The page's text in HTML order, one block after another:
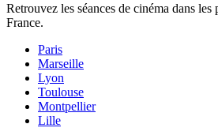
Retrouvez les séances de cinéma dans
France.
Paris
Marseille
Lyon
Toulouse
Montpellier
Lille